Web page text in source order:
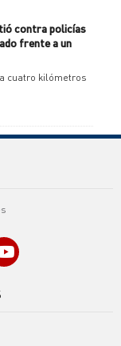
contra policías
frente a un
cuatro kilómetros